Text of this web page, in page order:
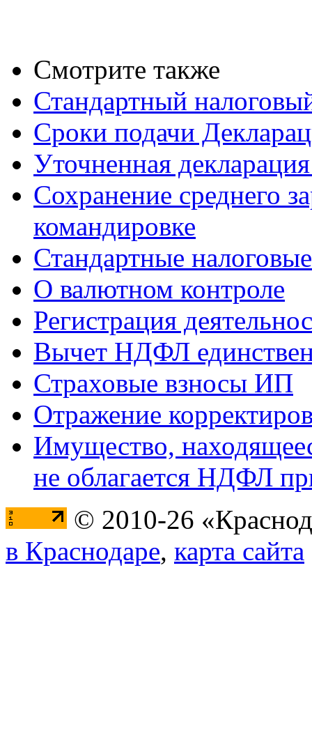
Смотрите также
Стандартный
Сроки подачи
Уточненная
Сохранение среднего
командировке
Стандартные
О валютном контроле
Регистрация
Вычет НДФЛ
Страховые взносы ИП
Отражение
Имущество,
не облагается НДФЛ
© 2010-26
в Краснодаре, карта сайта